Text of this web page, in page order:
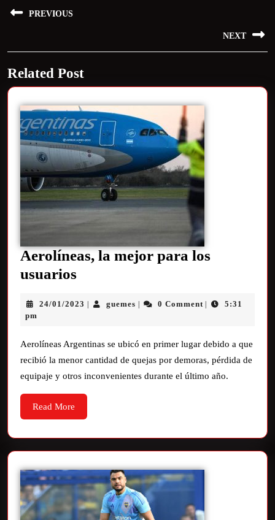
PREVIOUS
NEXT
Related Post
Aerolíneas, la mejor para los
usuarios
24/01/2023 guemes 0 Comment
5:31
pm
Aerolíneas Argentinas se ubicó en primer lugar debido a que
recibió la menor cantidad de quejas por demoras, pérdida de
equipaje y otros inconvenientes durante el último año.
Read More